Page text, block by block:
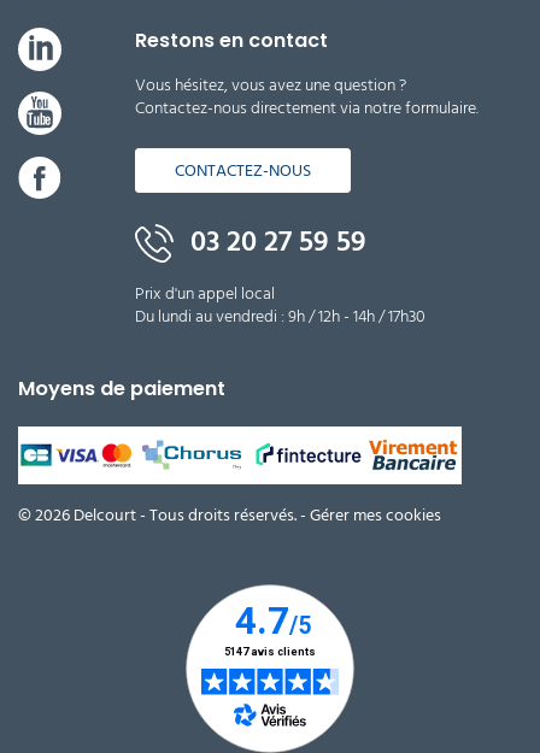
Restons en contact
Vous hésitez, vous avez une question ?
Contactez-nous directement via notre formulaire.
CONTACTEZ-NOUS
03 20 27 59 59
Prix d'un appel local
Du lundi au vendredi : 9h / 12h - 14h / 17h30
Moyens de paiement
© 2026 Delcourt - Tous droits réservés. -Gérer mes cookies